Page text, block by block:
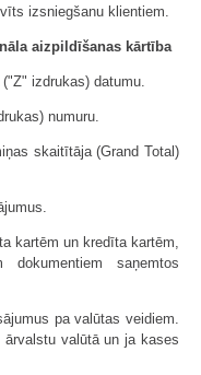
izsniegšanu klientiem.
aizpildīšanas kārtība
izdrukas) datumu.
numuru.
skaitītāja (Grand Total)
kartēm un kredīta kartēm,
saņemtos
pa valūtas veidiem.
valūtā un ja kases